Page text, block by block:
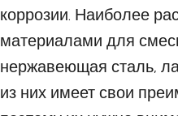
коррозии. Наиболее
материалами для
нержавеющая сталь,
из них имеет свои